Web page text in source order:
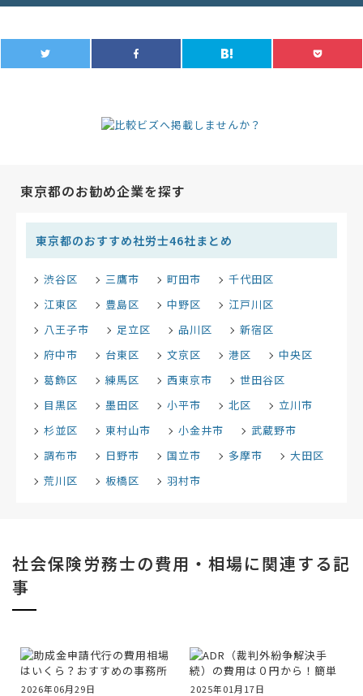
東京都のお勧め企業を探す
東京都のおすすめ社労士46社まとめ
渋谷区 三鷹市 町田市
千代田区
江東区
豊島区 中野区
江戸川区
八王子市
足立区 品川区
新宿区
府中市
台東区 文京区 港区
中央区
葛飾区
練馬区 西東京市
世田谷区
目黒区
墨田区 小平市 北区
立川市
杉並区
東村山市 小金井市
武蔵野市
調布市
日野市 国立市 多摩市
大田区
荒川区
板橋区 羽村市
社会保険労務士の費用・相場に関連する記
事
2026年06月29日
2025年01月17日